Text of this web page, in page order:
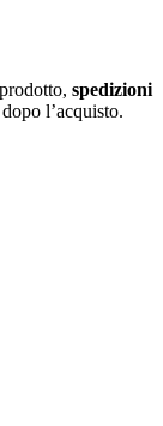
spedizioni
l’acquisto.